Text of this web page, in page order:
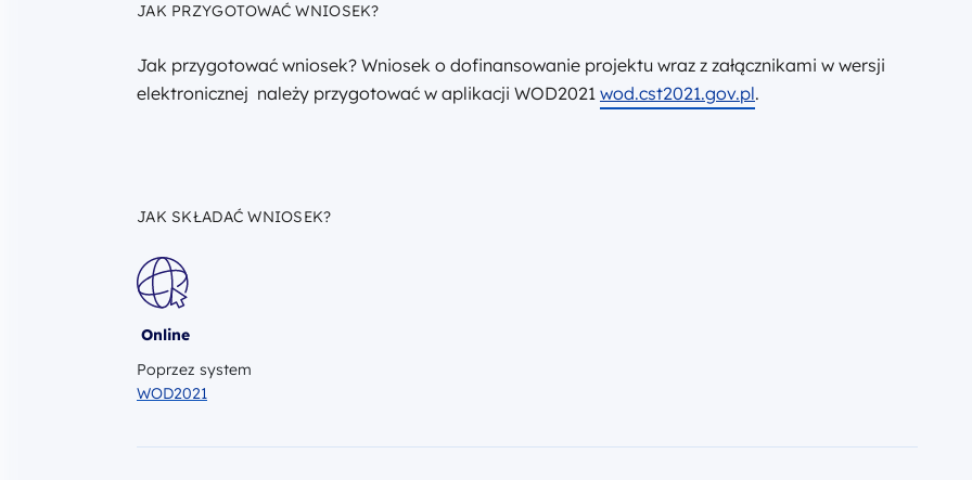
JAK PRZYGOTOWAĆ WNIOSEK?
Jak przygotować wniosek? Wniosek o dofinansowanie projektu wraz z załącznikami w wersji
elektronicznej należy przygotować w aplikacji WOD2021 wod.cst2021.gov.pl.
JAK SKŁADAĆ WNIOSEK?
Online
Poprzez system
WOD2021